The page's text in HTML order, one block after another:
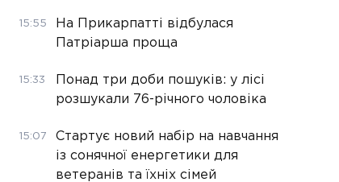
15:55
На Прикарпатті відбулася
Патріарша проща
15:33
Понад три доби пошуків: у лісі
розшукали 76-річного чоловіка
15:07
Стартує новий набір на навчання
із сонячної енергетики для
ветеранів та їхніх сімей